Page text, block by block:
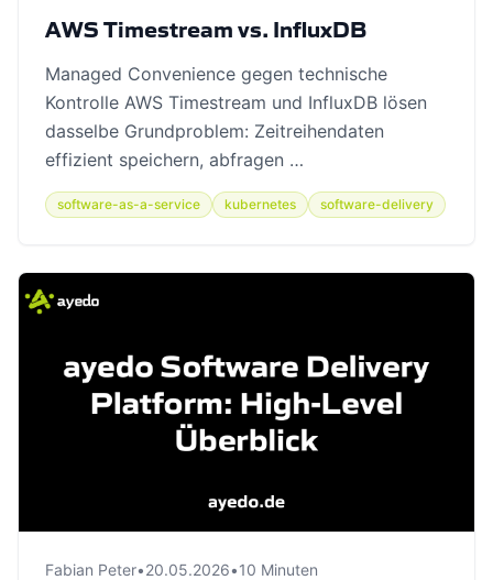
AWS Timestream vs. InfluxDB
Managed Convenience gegen technische
Kontrolle AWS Timestream und InfluxDB lösen
dasselbe Grundproblem: Zeitreihendaten
effizient speichern, abfragen …
software-as-a-service kubernetes software-delivery
Fabian Peter•20.05.2026•10 Minuten